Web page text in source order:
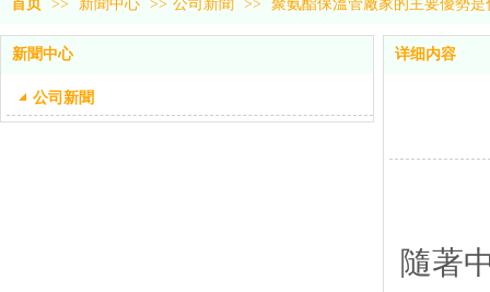
首页 >> 新聞中心 >> 公司新聞 >> 聚氨酯保溫管廠家的主要優勢是
新聞中心
公司新聞
详细内容
隨著